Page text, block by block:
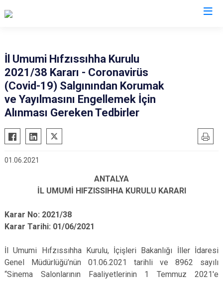
İl Umumi Hıfzıssıhha Kurulu
2021/38 Kararı - Coronavirüs
(Covid-19) Salgınından Korumak
ve Yayılmasını Engellemek İçin
Alınması Gereken Tedbirler
01.06.2021
ANTALYA
İL UMUMİ HIFZISSIHHA KURULU KARARI
Karar No: 2021/38
Karar Tarihi: 01/06/2021
İl Umumi Hıfzıssıhha Kurulu, İçişleri Bakanlığı İller İdaresi
Genel Müdürlüğü’nün 01.06.2021 tarihli ve 8962 sayılı
“Sinema Salonlarının Faaliyetlerinin 1 Temmuz 2021'e